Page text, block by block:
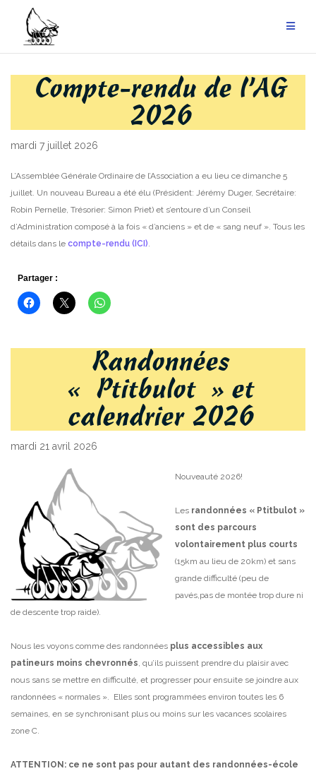
contenu
Blog
Compte-rendu de l’AG
2026
mardi 7 juillet 2026
L’Assemblée Générale Ordinaire de l’Association a eu lieu ce dimanche 5
juillet. Un nouveau Bureau a été élu (Président: Jérémy Duger, Secrétaire:
Robin Pernelle, Trésorier: Simon Priet) et s’entoure d’un Conseil
d’Administration composé à la fois « d’anciens » et de « sang neuf ». Tous les
détails dans le compte-rendu (ICI).
Partager :
Randonnées
« Ptitbulot » et
calendrier 2026
mardi 21 avril 2026
Nouveauté 2026!
Les randonnées « Ptitbulot »
sont des parcours
volontairement plus courts
(15km au lieu de 20km) et sans
grande difficulté (peu de
pavés,pas de montée trop dure ni
de descente trop raide).
Nous les voyons comme des randonnées plus accessibles aux
patineurs moins chevronnés, qu’ils puissent prendre du plaisir avec
nous sans se mettre en difficulté, et progresser pour ensuite se joindre aux
randonnées « normales ». Elles sont programmées environ toutes les 6
semaines, en se synchronisant plus ou moins sur les vacances scolaires
zone C.
ATTENTION: ce ne sont pas pour autant des randonnées-école